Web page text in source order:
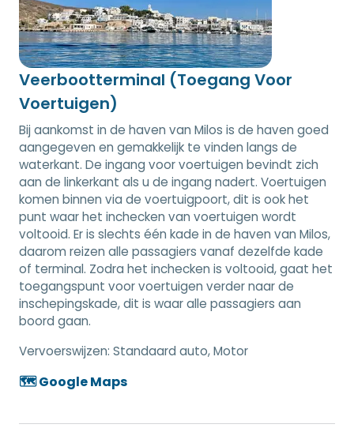
Veerbootterminal (Toegang Voor
Voertuigen)
Bij aankomst in de haven van Milos is de haven goed
aangegeven en gemakkelijk te vinden langs de
waterkant. De ingang voor voertuigen bevindt zich
aan de linkerkant als u de ingang nadert. Voertuigen
komen binnen via de voertuigpoort, dit is ook het
punt waar het inchecken van voertuigen wordt
voltooid. Er is slechts één kade in de haven van Milos,
daarom reizen alle passagiers vanaf dezelfde kade
of terminal. Zodra het inchecken is voltooid, gaat het
toegangspunt voor voertuigen verder naar de
inschepingskade, dit is waar alle passagiers aan
boord gaan.
Vervoerswijzen: Standaard auto, Motor
🗺️ Google Maps